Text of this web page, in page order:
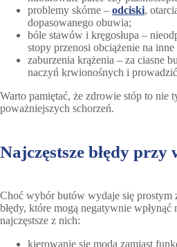
problemy skórne – odciski,
dopasowanego obuwia;
bóle stawów i kręgosłupa –
stopy przenosi obciążenie na inne
zaburzenia krążenia – za ciasne
naczyń krwionośnych i
Warto pamiętać, że zdrowie stóp to
poważniejszych schorzeń.
Najczęstsze błędy
Choć wybór butów wydaje się prostym
błędy, które mogą negatywnie
najczęstsze z nich:
kierowanie się modą zamiast